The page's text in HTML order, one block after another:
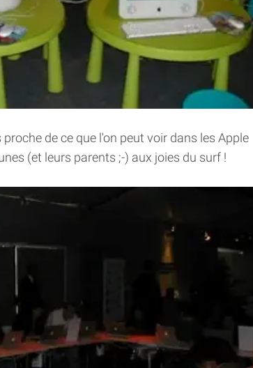
de ce que l'on peut voir dans les Apple
(et leurs parents ;-) aux joies du surf !